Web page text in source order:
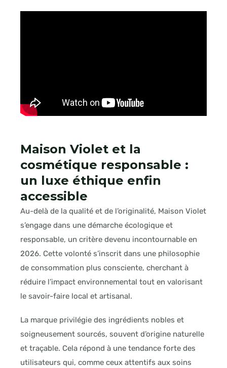
Maison Violet et la
cosmétique responsable :
un luxe éthique enfin
accessible
Au-delà de la qualité et de l’originalité, Maison Violet
s’engage dans une démarche écologique et
responsable, un critère devenu incontournable en
2026. Cette volonté s’inscrit dans une philosophie
de consommation plus consciente, cherchant à
réduire l’impact environnemental tout en valorisant
le savoir-faire local et artisanal.
La marque privilégie des ingrédients nobles et
soigneusement sourcés, souvent d’origine naturelle
et traçable. Cela répond à une tendance forte des
utilisateurs qui, comme ceux attentifs aux soins